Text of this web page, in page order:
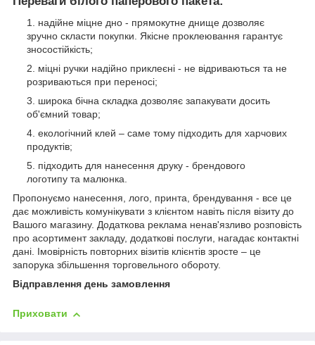
надійне міцне дно - прямокутне днище дозволяє
зручно скласти покупки. Якісне проклеювання гарантує
зносостійкість;
міцні ручки надійно приклеєні - не відриваються та не
розриваються при переносі;
широка бічна складка дозволяє запакувати досить
об'ємний товар;
екологічний клей – саме тому підходить для харчових
продуктів;
підходить для нанесення друку - брендового
логотипу та малюнка.
Пропонуємо нанесення, лого, принта, брендування - все це
дає можливість комунікувати з клієнтом навіть після візиту до
Вашого магазину. Додаткова реклама ненав'язливо розповість
про асортимент закладу, додаткові послуги, нагадає контактні
дані. Імовірність повторних візитів клієнтів зросте – це
запорука збільшення торговельного обороту.
Відправлення день замовлення
Приховати